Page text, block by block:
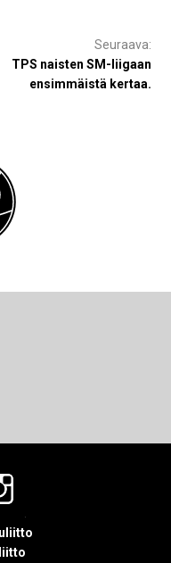
TPS naisten SM-liigaan
ensimmäistä kertaa.